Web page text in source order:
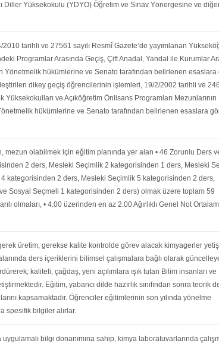
Diller Yüksekokulu (YDYO) Öğretim ve Sınav Yönergesine ve
tarihli ve 27561 sayılı Resmî Gazete’de yayımlanan
Programlar Arasında Geçiş, Çift Anadal, Yandal ile Kurumlar
Yönetmelik hükümlerine ve Senato tarafından belirlenen esaslara
dikey geçiş öğrencilerinin işlemleri, 19/2/2002 tarihli ve
Yüksekokulları ve Açıköğretim Önlisans Programları Mezunlarının
hükümlerine ve Senato tarafından belirlenen esaslara
olabilmek için eğitim planında yer alan • 46 Zorunlu Ders
2 ders, Mesleki Seçimlik 2 kategorisinden 1 ders, Mesleki
kategorisinden 2 ders, Mesleki Seçimlik 5 kategorisinden 2 ders,
Sosyal Seçmeli 1 kategorisinden 2 ders) olmak üzere toplam 59
olmaları, • 4.00 üzerinden en az 2.00 Ağırlıklı Genel Not
üretim, gerekse kalite kontrolde görev alacak kimyagerler
ders içeriklerini bilimsel çalışmalara bağlı olarak
kaliteli, çağdaş, yeni açılımlara ışık tutan Bilim insanları ve
Eğitim, yabancı dilde hazırlık sınıfından sonra teorik
kapsamaktadır. Öğrenciler eğitimlerinin son yılında yönelme
spesifik bilgiler alırlar.
bilgi donanımına sahip, kimya laboratuvarlarında